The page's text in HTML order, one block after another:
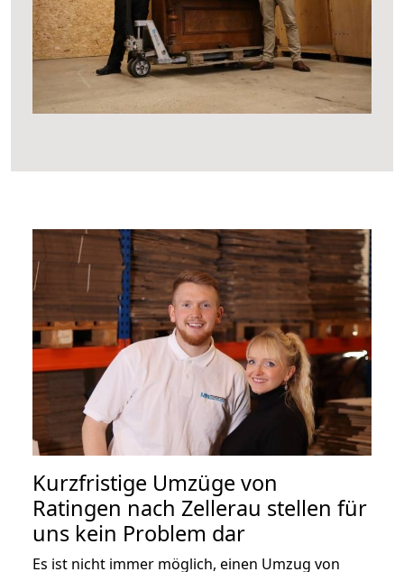
Kurzfristige Umzüge von
Ratingen nach Zellerau stellen für
uns kein Problem dar
Es ist nicht immer möglich, einen Umzug von